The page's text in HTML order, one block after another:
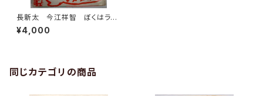
長新太 今江祥智 ぼくはライ
オン 1962年 初版 理論社
¥4,000
同じカテゴリの商品